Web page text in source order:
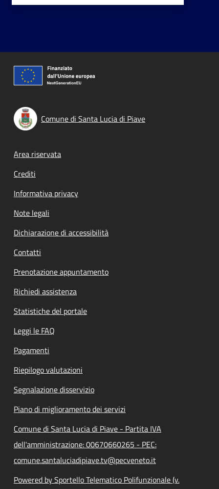
Comune di Santa Lucia di Piave
Footer menu
Area riservata
Crediti
Informativa privacy
Note legali
Dichiarazione di accessibilità
Contatti
Prenotazione appuntamento
Richiedi assistenza
Statistiche del portale
Leggi le FAQ
Pagamenti
Riepilogo valutazioni
Segnalazione disservizio
Piano di miglioramento dei servizi
Comune di Santa Lucia di Piave - Partita IVA
dell'amministrazione: 00670660265 - PEC:
comune.santaluciadipiave.tv@pecveneto.it
Powered by Sportello Telematico Polifunzionale (v.